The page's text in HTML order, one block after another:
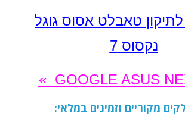
טאבלט אסוס גוגל
נקסוס 7
מקוריים וזמינים במלאי: